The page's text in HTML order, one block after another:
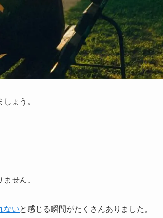
ょう。
ません。
ないと感じる瞬間がたくさんありました。